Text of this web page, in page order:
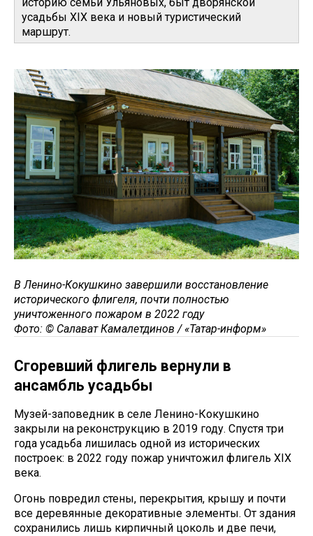
историю семьи Ульяновых, быт дворянской
усадьбы XIX века и новый туристический
маршрут.
В Ленино-Кокушкино завершили восстановление
исторического флигеля, почти полностью
уничтоженного пожаром в 2022 году
Фото: © Салават Камалетдинов / «Татар-информ»
Сгоревший флигель вернули в
ансамбль усадьбы
Музей-заповедник в селе Ленино-Кокушкино
закрыли на реконструкцию в 2019 году. Спустя три
года усадьба лишилась одной из исторических
построек: в 2022 году пожар уничтожил флигель XIX
века.
Огонь повредил стены, перекрытия, крышу и почти
все деревянные декоративные элементы. От здания
сохранились лишь кирпичный цоколь и две печи,